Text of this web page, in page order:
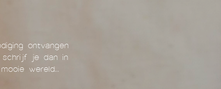
ontvangen
schrijf je dan in
wereld...